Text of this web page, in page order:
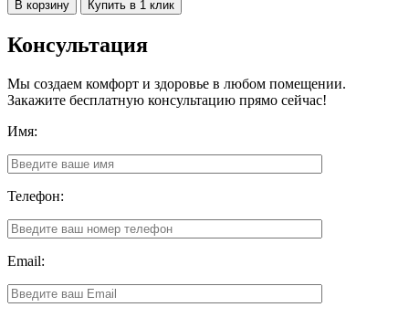
В корзину Купить в 1 клик
Консультация
Мы создаем комфорт и здоровье в любом помещении.
Закажите бесплатную консультацию прямо сейчас!
Имя:
Телефон:
Email: